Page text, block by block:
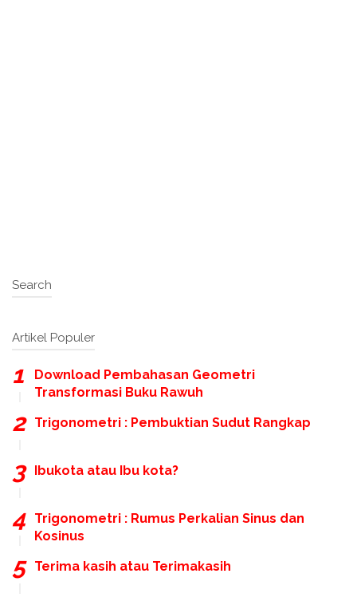
Search
Artikel Populer
Download Pembahasan Geometri
Transformasi Buku Rawuh
Trigonometri : Pembuktian Sudut Rangkap
Ibukota atau Ibu kota?
Trigonometri : Rumus Perkalian Sinus dan
Kosinus
Terima kasih atau Terimakasih